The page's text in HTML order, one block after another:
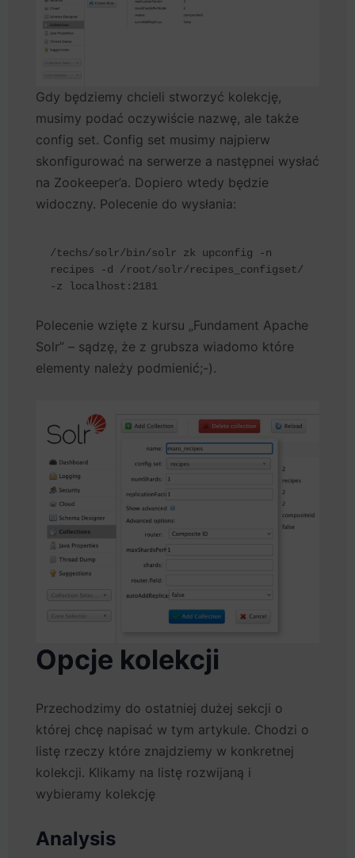
Gdy będziemy chcieli stworzyć kolekcję,
musimy podać oczywiście nazwę, ale także
config set. Config set musimy najpierw
skonfigurować na serwerze a następnei wysłać
na Zookeeper’a. Dopiero wtedy będzie
widoczny. Polecenie do wysłania:
/techs/solr/bin/solr zk upconfig -n
recipes -d /root/solr/recipes_configset/
-z localhost:2181
Polecenie wzięte z kursu „Fundament Apache
Solr” – sądzę, że z grubsza wiadomo które
elementy należy podmienić;-).
Opcje kolekcji
Przechodzimy do ostatniej dużej sekcji o
której chcę napisać w tym artykule. Chodzi o
listę rzeczy które znajdziemy w konkretnej
kolekcji. Klikamy na listę rozwijaną i
wybieramy kolekcję
Analysis